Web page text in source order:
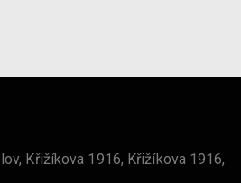
Křižíkova 1916, Křižíkova 1916,